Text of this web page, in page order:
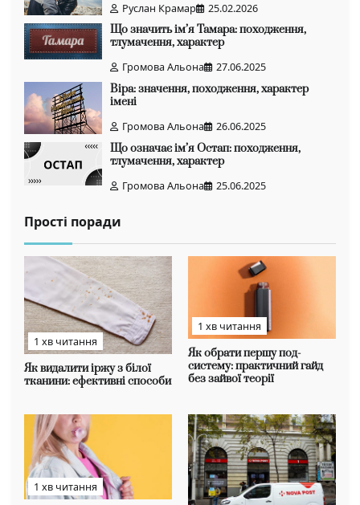
Руслан Крамар
25.02.2026
Що значить ім’я Тамара: походження,
тлумачення, характер
Громова Альона
27.06.2025
Віра: значення, походження, характер
імені
Громова Альона
26.06.2025
Що означає ім’я Остап: походження,
тлумачення, характер
Громова Альона
25.06.2025
Прості поради
1 хв читання
Як видалити іржу з білої
тканини: ефективні способи
1 хв читання
Як обрати першу под-
систему: практичний гайд
без зайвої теорії
1 хв читання